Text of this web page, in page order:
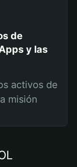
de
y las
activos de
misión